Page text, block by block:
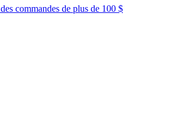
des commandes de plus de 100 $